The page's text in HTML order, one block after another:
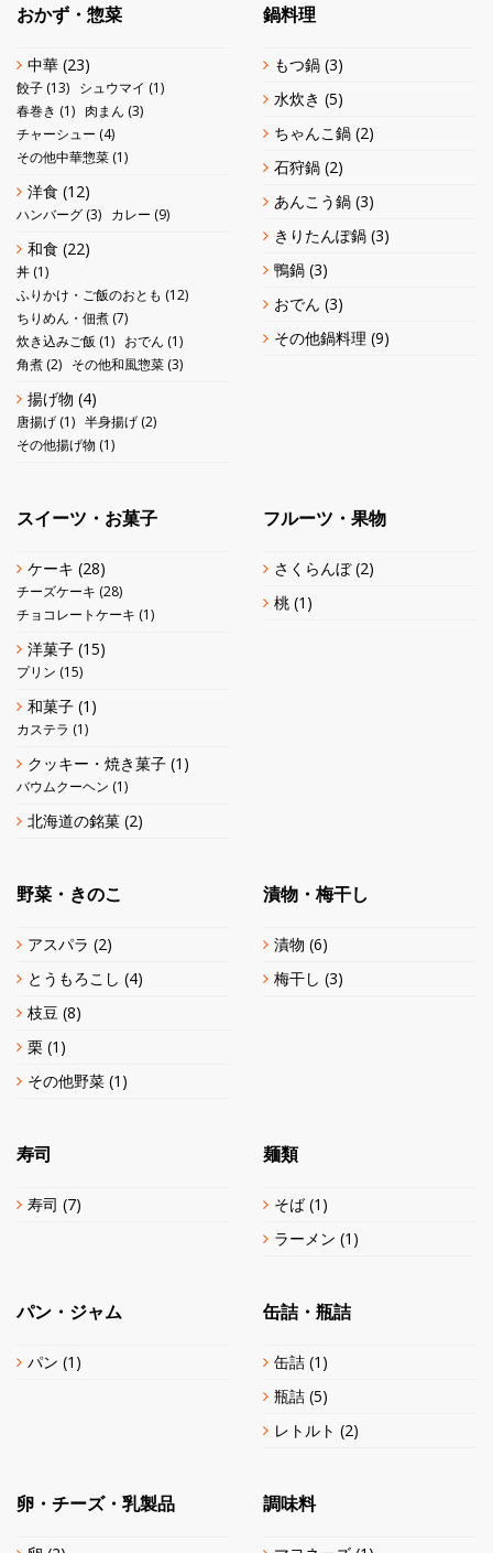
おかず・惣菜
中華 (23)
餃子 (13) シュウマイ (1)
春巻き (1) 肉まん (3)
チャーシュー (4)
その他中華惣菜 (1)
洋食 (12)
ハンバーグ (3) カレー (9)
和食 (22)
丼 (1)
ふりかけ・ご飯のおとも (12)
ちりめん・佃煮 (7)
炊き込みご飯 (1) おでん (1)
角煮 (2) その他和風惣菜 (3)
揚げ物 (4)
唐揚げ (1) 半身揚げ (2)
その他揚げ物 (1)
鍋料理
もつ鍋 (3)
水炊き (5)
ちゃんこ鍋 (2)
石狩鍋 (2)
あんこう鍋 (3)
きりたんぽ鍋 (3)
鴨鍋 (3)
おでん (3)
その他鍋料理 (9)
スイーツ・お菓子
ケーキ (28)
チーズケーキ (28)
チョコレートケーキ (1)
洋菓子 (15)
プリン (15)
和菓子 (1)
カステラ (1)
クッキー・焼き菓子 (1)
バウムクーヘン (1)
北海道の銘菓 (2)
フルーツ・果物
さくらんぼ(2)
桃 (1)
野菜・きのこ
アスパラ (2)
とうもろこし (4)
枝豆 (8)
栗 (1)
その他野菜 (1)
漬物・梅干し
漬物 (6)
梅干し (3)
寿司
寿司 (7)
麺類
そば(1)
ラーメン (1)
パン・ジャム
パン (1)
缶詰・瓶詰
缶詰 (1)
瓶詰 (5)
レトルト (2)
卵・チーズ・乳製品 調味料